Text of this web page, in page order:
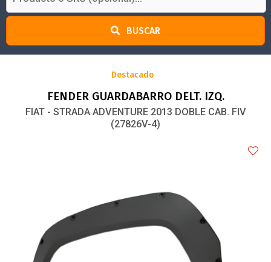
BUSCAR
Destacado
FENDER GUARDABARRO DELT. IZQ.
FIAT - STRADA ADVENTURE 2013 DOBLE CAB. FIV
(27826V-4)